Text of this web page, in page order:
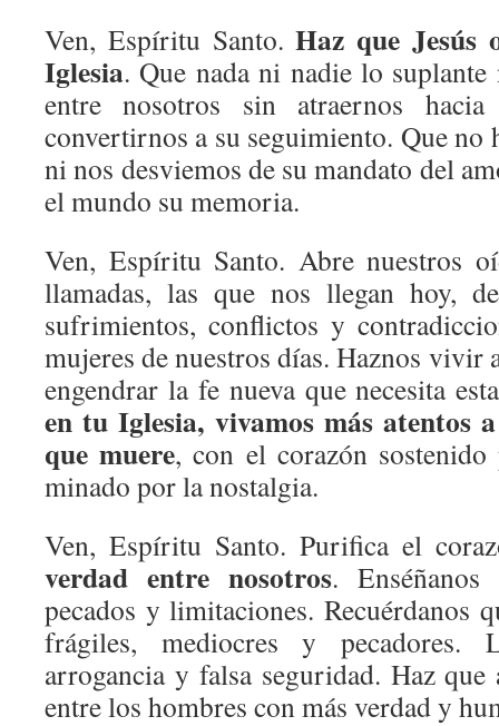
Ven, Espíritu Santo.Haz que Jesús
Iglesia. Que nada ni nadie lo
entre nosotros sin atraernos
convertirnos a su seguimiento. Que no
ni nos desviemos de su mandato del
el mundo su memoria.
Ven, Espíritu Santo. Abre nuestros
llamadas, las que nos llegan hoy,
sufrimientos, conflictos y
mujeres de nuestros días. Haznos vivir
engendrar la fe nueva que necesita
en tu Iglesia, vivamos más atentos
que muere, con el corazón
minado por la nostalgia.
Ven, Espíritu Santo. Purifica el
verdad entre nosotros. Enséñanos
pecados y limitaciones. Recuérdanos
frágiles, mediocres y pecadores.
arrogancia y falsa seguridad. Haz que
entre los hombres con más verdad y